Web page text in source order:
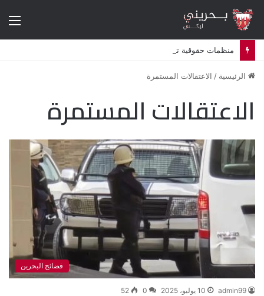
الرئيسية / الاعتقالات المستمرة
الاعتقالات المستمرة
فضائح البحرين
admin99 10 يوليو، 2025 0
52